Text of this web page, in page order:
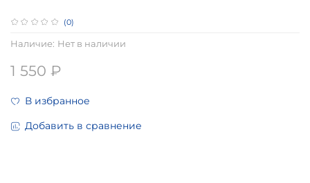
(0)
Наличие: Нет в наличии
1 550 ₽
В избранное
Добавить в сравнение